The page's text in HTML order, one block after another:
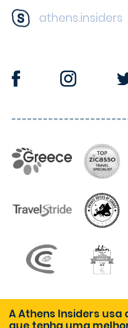
A Athens Insiders
athens.insiders